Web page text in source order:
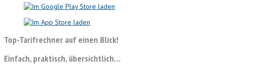
Top-Tarifrechner auf einen Blick!
Einfach, praktisch, übersichtlich…